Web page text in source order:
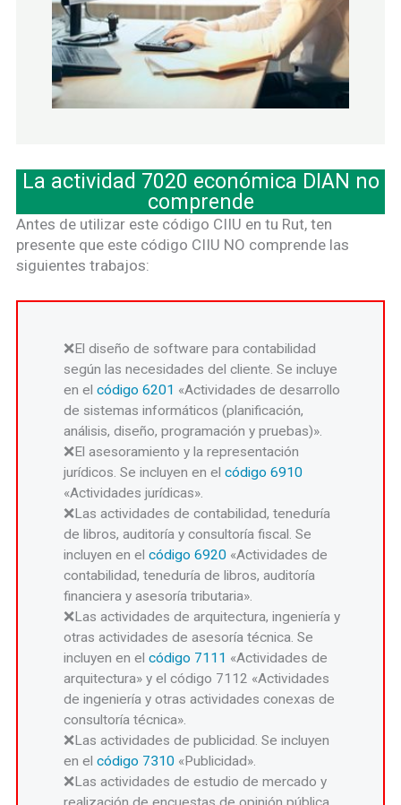
La actividad 7020 económica DIAN no
comprende
Antes de utilizar este código CIIU en tu Rut, ten
presente que este código CIIU NO comprende las
siguientes trabajos:
El diseño de software para contabilidad
según las necesidades del cliente. Se incluye
en elcódigo 6201 «Actividades de desarrollo
de sistemas informáticos (planificación,
análisis, diseño, programación y pruebas)».
El asesoramiento y la representación
jurídicos. Se incluyen en elcódigo 6910
«Actividades jurídicas».
Las actividades de contabilidad, teneduría
de libros, auditoría y consultoría fiscal. Se
incluyen en elcódigo 6920 «Actividades de
contabilidad, teneduría de libros, auditoría
financiera y asesoría tributaria».
Las actividades de arquitectura, ingeniería y
otras actividades de asesoría técnica. Se
incluyen en elcódigo 7111 «Actividades de
arquitectura» y el código 7112 «Actividades
de ingeniería y otras actividades conexas de
consultoría técnica».
Las actividades de publicidad. Se incluyen
en elcódigo 7310 «Publicidad».
Las actividades de estudio de mercado y